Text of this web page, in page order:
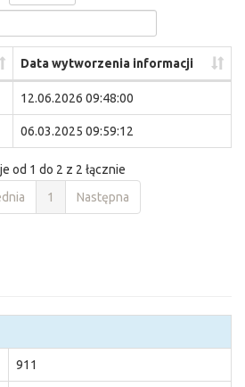
Data wytworzenia informacji
12.06.2026 09:48:00
06.03.2025 09:59:12
od 1 do 2 z 2 łącznie
1 Następna
911